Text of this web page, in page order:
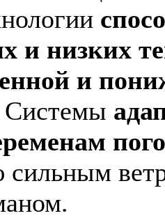
и низких
и
Системы
сильным